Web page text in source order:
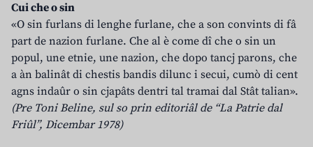
Cui che o sin
«O sin furlans di lenghe furlane, che a son convints di fâ
part de nazion furlane. Che al è come dî che o sin un
popul, une etnie, une nazion, che dopo tancj parons, che
a àn balinât di chestis bandis dilunc i secui, cumò di cent
agns indaûr o sin cjapâts dentri tal tramai dal Stât talian».
(Pre Toni Beline, sul so prin editoriâl de “La Patrie dal
Friûl”, Dicembar 1978)